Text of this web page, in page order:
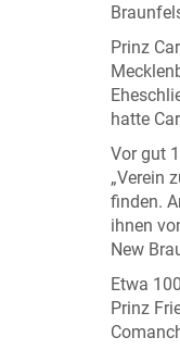
Prinz
hatte
Vor gut
„Verein
finden.
ihnen
New
Etwa
Prinz